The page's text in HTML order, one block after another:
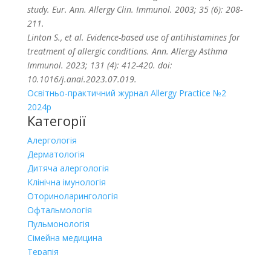
study. Eur. Ann. Allergy Clin. Immunol. 2003; 35 (6): 208-
211.
Linton S., et al. Evidence-based use of antihistamines for
treatment of allergic conditions. Ann. Allergy Asthma
Immunol. 2023; 131 (4): 412-420. doi:
10.1016/j.anai.2023.07.019.
Освітньо-практичний журнал Allergy Practice №2
2024р
Категорії
Алергологія
Дерматологія
Дитяча алергологія
Клінічна імунологія
Оториноларингологія
Офтальмологія
Пульмонологія
Сімейна медицина
Терапія